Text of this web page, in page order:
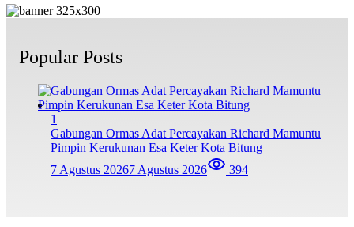
Popular Posts
1
Gabungan Ormas Adat Percayakan Richard Mamuntu
Pimpin Kerukunan Esa Keter Kota Bitung
7 Agustus 20267 Agustus 2026 394